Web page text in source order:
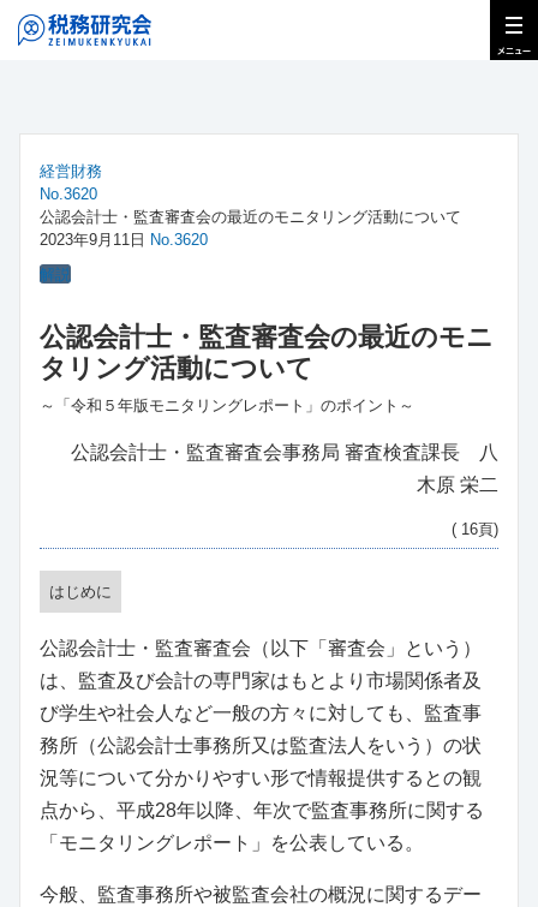
経営財務
No.3620
公認会計士・監査審査会の最近のモニタリング活動について
2023年9月11日 No.3620
解説
公認会計士・監査審査会の最近のモニ
タリング活動について
～「令和５年版モニタリングレポート」のポイント～
公認会計士・監査審査会事務局 審査検査課長 八
木原 栄二
( 16頁)
はじめに
公認会計士・監査審査会（以下「審査会」という）
は、監査及び会計の専門家はもとより市場関係者及
び学生や社会人など一般の方々に対しても、監査事
務所（公認会計士事務所又は監査法人をいう）の状
況等について分かりやすい形で情報提供するとの観
点から、平成28年以降、年次で監査事務所に関する
「モニタリングレポート」を公表している。
今般、監査事務所や被監査会社の概況に関するデー